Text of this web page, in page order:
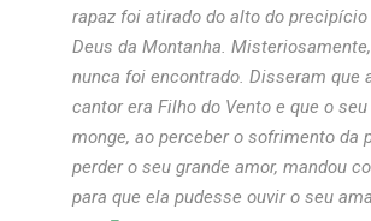
rapaz foi atirado do alto do
Deus da Montanha.
nunca foi encontrado. Disseram que
cantor era Filho do Vento e que o
monge, ao perceber o sofrimento da
perder o seu grande amor, mandou
para que ela pudesse ouvir o seu